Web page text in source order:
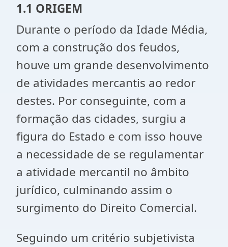
1.1 ORIGEM
Durante o período da Idade Média,
com a construção dos feudos,
houve um grande desenvolvimento
de atividades mercantis ao redor
destes. Por conseguinte, com a
formação das cidades, surgiu a
figura do Estado e com isso houve
a necessidade de se regulamentar
a atividade mercantil no âmbito
jurídico, culminando assim o
surgimento do Direito Comercial.
Seguindo um critério subjetivista